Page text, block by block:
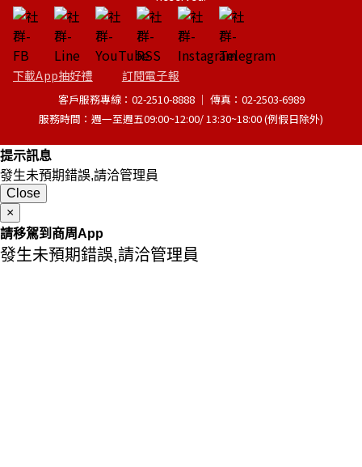
下載App抽好禮 訂閱電子報
客戶服務專線：02-2510-8888 │ 傳真：02-2503-6989
服務時間：週一至週五09:00~12:00/ 13:30~18:00 (例假日除外)
提示訊息
發生未預期錯誤,請洽管理員
Close
×
請移駕到商周App
發生未預期錯誤,請洽管理員